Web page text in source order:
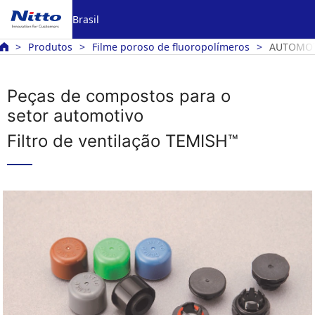
Brasil
Produtos Filme poroso de fluoropolímeros
Peças de compostos para o
setor automotivo
Filtro de ventilação TEMISH™